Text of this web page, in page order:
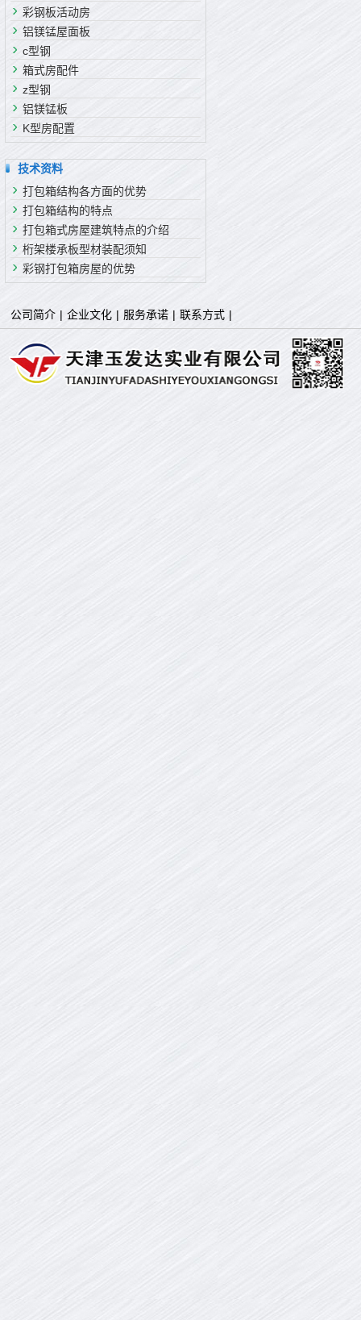
彩钢板活动房
铝镁锰屋面板
c型钢
箱式房配件
z型钢
铝镁锰板
K型房配置
技术资料
打包箱结构各方面的优势
打包箱结构的特点
打包箱式房屋建筑特点的介绍
桁架楼承板型材装配须知
彩钢打包箱房屋的优势
公司简介 | 企业文化 | 服务承诺 | 联系方式 |